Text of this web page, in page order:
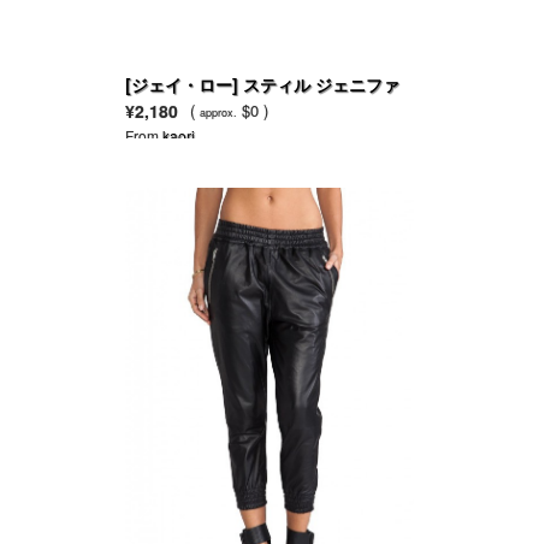
[ジェイ・ロー] スティル ジェニファ
ー・ロペス EDP
¥2,180 ( approx. $0 )
Fromkaori